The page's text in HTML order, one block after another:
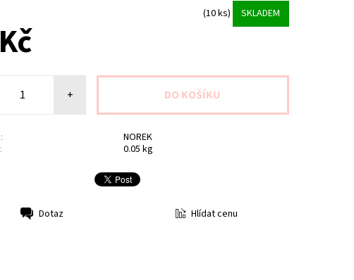
(10 ks) SKLADEM
+
NOREK
0.05 kg
Dotaz Hlídat cenu